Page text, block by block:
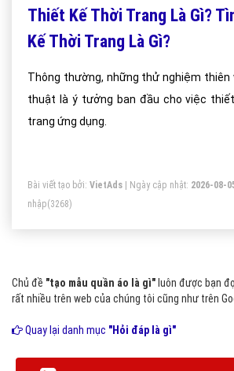
Thiết Kế Thời Trang Là Gì?
Kế Thời Trang Là Gì?
Thông thường, những thử nghiệm thiên
thuật là ý tưởng ban đầu cho việc
trang ứng dụng.
Bài viết tạo bởi: VietAds | Ngày cập nhật: 2026-08-
nhập(3268)
Chủ đề "tạo mẫu quần áo là gì" luôn được bạn
rất nhiều trên web của chúng tôi cũng như trên
Quay lại danh mục "Hỏi đáp là gì"